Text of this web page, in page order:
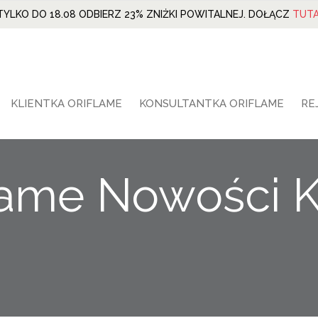
DO 18.08 ODBIERZ 23% ZNIŻKI POWITALNEJ. DOŁĄCZ
KLIENTKA ORIFLAME KONSULTANTKA ORIFLAME
Nowości